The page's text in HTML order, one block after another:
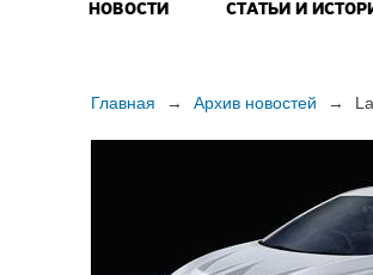
НОВОСТИ СТАТЬИ И
Главная → Архив новостей →